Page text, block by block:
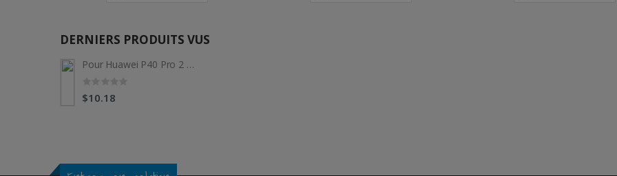
DERNIERS PRODUITS VUS
Pour Huawei P40 Pro 2 pièces ENKAY Hat-Prince 3D plein écran PET incurvé à chaud HD protecteur d'écran film souple
$10.18